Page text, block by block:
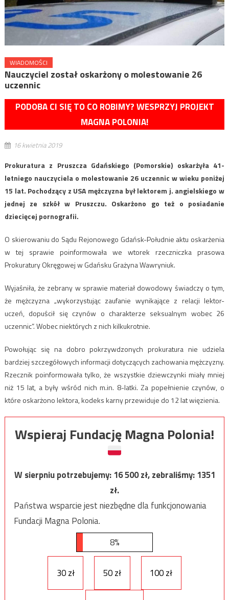
WIADOMOŚCI
Nauczyciel został oskarżony o molestowanie 26
uczennic
PODOBA CI SIĘ TO CO ROBIMY? WESPRZYJ PROJEKT
MAGNA POLONIA!
16 kwietnia 2019
Prokuratura z Pruszcza Gdańskiego (Pomorskie) oskarżyła 41-
letniego nauczyciela o molestowanie 26 uczennic w wieku poniżej
15 lat. Pochodzący z USA mężczyzna był lektorem j. angielskiego w
jednej ze szkół w Pruszczu. Oskarżono go też o posiadanie
dziecięcej pornografii.
O skierowaniu do Sądu Rejonowego Gdańsk-Południe aktu oskarżenia
w tej sprawie poinformowała we wtorek rzeczniczka prasowa
Prokuratury Okręgowej w Gdańsku Grażyna Wawryniuk.
Wyjaśniła, że zebrany w sprawie materiał dowodowy świadczy o tym,
że mężczyzna „wykorzystując zaufanie wynikające z relacji lektor-
uczeń, dopuścił się czynów o charakterze seksualnym wobec 26
uczennic”. Wobec niektórych z nich kilkukrotnie.
Powołując się na dobro pokrzywdzonych prokuratura nie udziela
bardziej szczegółowych informacji dotyczących zachowania mężczyzny.
Rzecznik poinformowała tylko, że wszystkie dziewczynki miały mniej
niż 15 lat, a były wśród nich m.in. 8-latki. Za popełnienie czynów, o
które oskarżono lektora, kodeks karny przewiduje do 12 lat więzienia.
Wspieraj Fundację Magna Polonia!
W sierpniu potrzebujemy:16 500zł, zebraliśmy:1351
zł.
Państwa wsparcie jest niezbędne dla funkcjonowania
Fundacji Magna Polonia.
8%
30 zł 50 zł 100 zł